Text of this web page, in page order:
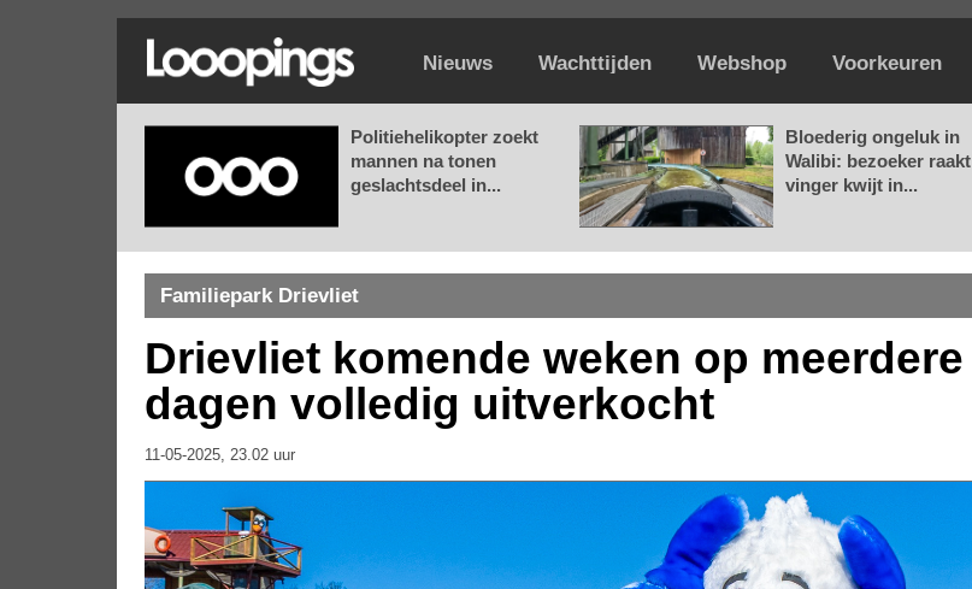
Nieuws Wachttijden Webshop Voorkeuren
Politiehelikopter zoekt
mannen na tonen
geslachtsdeel in...
Bloederig ongeluk in
Walibi: bezoeker raakt
vinger kwijt in...
Familiepark Drievliet
Drievliet komende weken op meerdere
dagen volledig uitverkocht
11-05-2025, 23.02 uur